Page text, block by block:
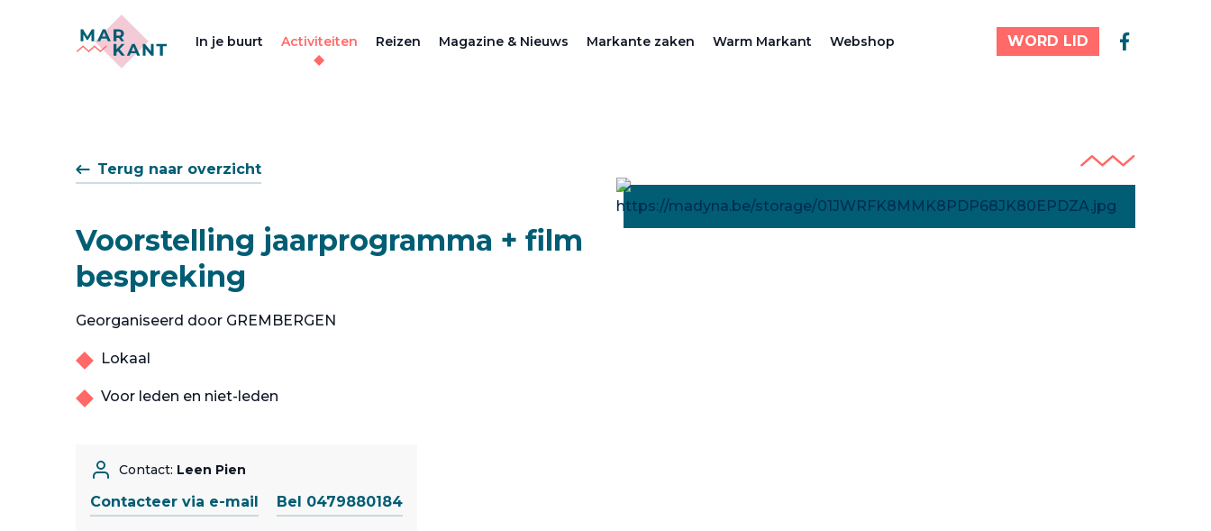
In je buurt Activiteiten Reizen Magazine & Nieuws Markante zaken Warm Markant Webshop WORD LID
Terug naar overzicht
Voorstelling jaarprogramma + film
bespreking
Georganiseerd door GREMBERGEN
Lokaal
Voor leden en niet-leden
Contact: Leen Pien
Contacteer via e-mail Bel 0479880184